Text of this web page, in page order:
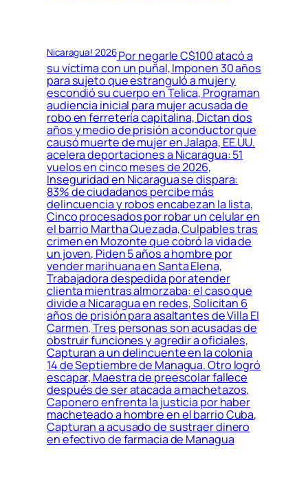
Nicaragua! 2026Por negarle C$100 atacó a
su víctima con un puñal, Imponen 30 años
para sujeto que estranguló a mujer y
escondió su cuerpo en Telica, Programan
audiencia inicial para mujer acusada de
robo en ferretería capitalina, Dictan dos
años y medio de prisión a conductor que
causó muerte de mujer en Jalapa, EE.UU.
acelera deportaciones a Nicaragua: 51
vuelos en cinco meses de 2026,
Inseguridad en Nicaragua se dispara:
83% de ciudadanos percibe más
delincuencia y robos encabezan la lista,
Cinco procesados por robar un celular en
el barrio Martha Quezada, Culpables tras
crimen en Mozonte que cobró la vida de
un joven, Piden 5 años a hombre por
vender marihuana en Santa Elena,
Trabajadora despedida por atender
clienta mientras almorzaba: el caso que
divide a Nicaragua en redes, Solicitan 6
años de prisión para asaltantes de Villa El
Carmen, Tres personas son acusadas de
obstruir funciones y agredir a oficiales,
Capturan a un delincuente en la colonia
14 de Septiembre de Managua. Otro logró
escapar, Maestra de preescolar fallece
después de ser atacada a machetazos,
Caponero enfrenta la justicia por haber
macheteado a hombre en el barrio Cuba,
Capturan a acusado de sustraer dinero
en efectivo de farmacia de Managua